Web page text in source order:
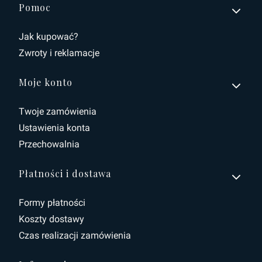
Linki w stopce
Pomoc
Jak kupować?
Zwroty i reklamacje
Moje konto
Twoje zamówienia
Ustawienia konta
Przechowalnia
Płatności i dostawa
Formy płatności
Koszty dostawy
Czas realizacji zamówienia